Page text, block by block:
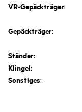
VR-Gepäckträger:
Gepäckträger:
Ständer:
Klingel:
Sonstiges: